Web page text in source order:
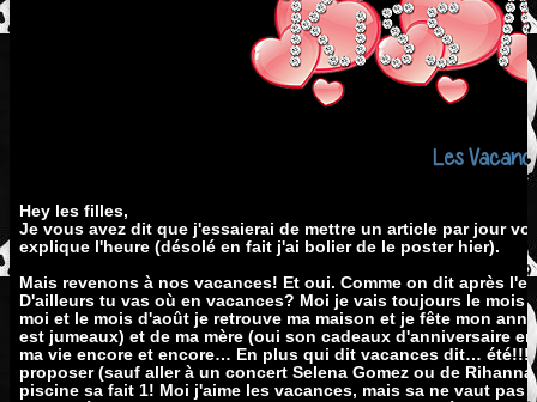
Les
Hey les filles,
Je vous avez dit que j'essaierai de mettre un article par jour
explique l'heure (désolé en fait j'ai bolier de le poster hier).
Mais revenons à nos vacances! Et oui. Comme on dit après
D'ailleurs tu vas où en vacances? Moi je vais toujours le mois
moi et le mois d'août je retrouve ma maison et je fête mon
est jumeaux) et de ma mère (oui son cadeaux d'anniversaire
ma vie encore et encore… En plus qui dit vacances dit…
proposer (sauf aller à un concert Selena Gomez ou de
piscine sa fait 1! Moi j'aime les vacances, mais sa ne vaut